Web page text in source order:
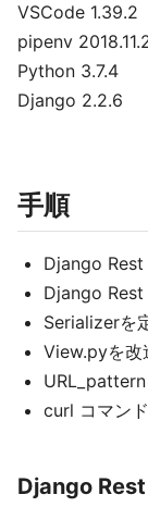
VSCode 1.39.2
pipenv
Python 3.7.4
Django 2.2.6
手順
Django
Django
Serializerを
View.pyを改
curl コマン
Django